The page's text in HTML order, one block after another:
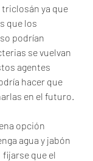
ya que
que los
podrían
se vuelvan
agentes
hacer que
en el futuro.
opción
agua y jabón
fijarse que el